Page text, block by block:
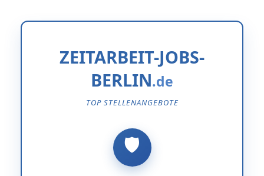
ZEITARBEIT-JOBS-
BERLIN
TOP STELLENANGEBOTE